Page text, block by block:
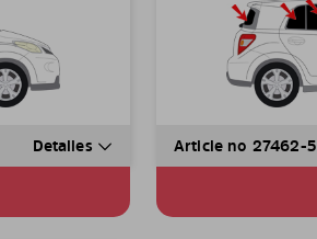
Detalles Article no 27462-5